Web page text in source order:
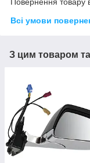
Повернення товару
Всі умови
З цим товаром